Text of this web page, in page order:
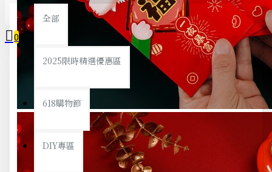
全部
2025限時精選優惠區
618購物節
DIY專區
0
您的購物車內沒有商品！